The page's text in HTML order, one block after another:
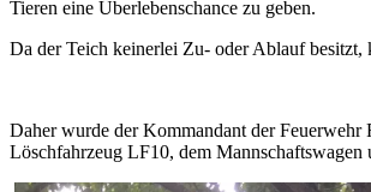
Tieren eine Überlebenschance zu geben.
Da der Teich keinerlei Zu- oder Ablauf besitzt,
Daher wurde der Kommandant der Feuerwehr
Löschfahrzeug LF10, dem